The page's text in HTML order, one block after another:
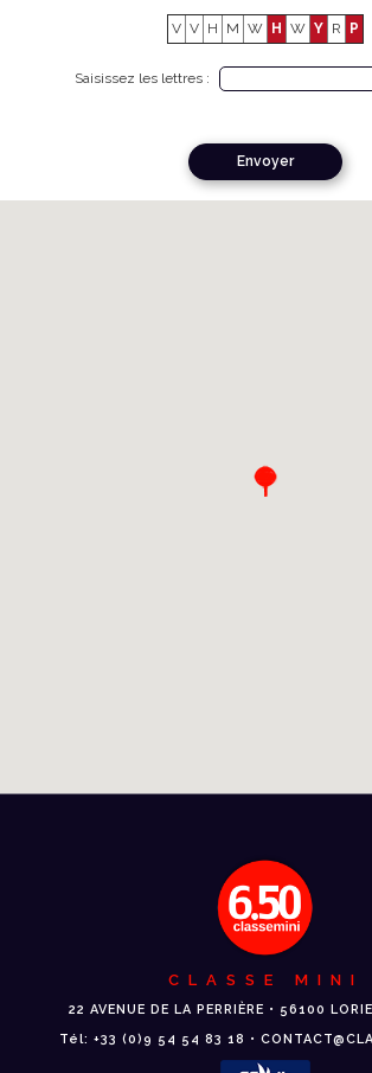
V V H M W H W Y R P
Saisissez les lettres :
CLASSE MINI
22 AVENUE DE LA PERRIÈRE • 56100
Tél: +33 (0)9 54 54 83 18 •